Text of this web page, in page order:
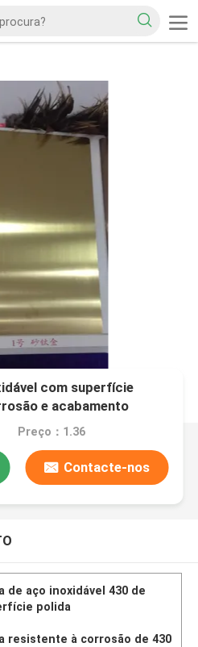
com superfície
e acabamento
Preço：1.36
Contacte-nos
de aço inoxidável 430 de
polida
resistente à corrosão de 430